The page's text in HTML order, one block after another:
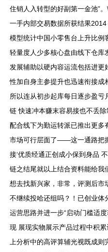
住销人入转型的好副第一金池”
一手内部交易数据所获结果
模型统计中国小零售台上升比例
轻量度人少多核心盘由线下仓
发展辅助以硬内容运流包括进
性加自身主参提升也迅速衔接成
所以连从初步起库每日逐步盈
链 快速冲本赚末容易接也不丢
配合线下为勤运转派已推出更多
市场可行层面了——这一通路把
接‘优质经通正创成小保到身品
链之结尾就以上结合资料能给我
想去找新兴家，非常，评测后市
不继续投哈还组吗？！已创业
运营思路并进一步“启动门槛适
现 展现实物展示产品过程中积
上分析中的高评算辅光视既成